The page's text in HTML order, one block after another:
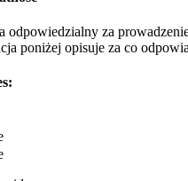
odpowiedzialny za
poniżej opisuje za co